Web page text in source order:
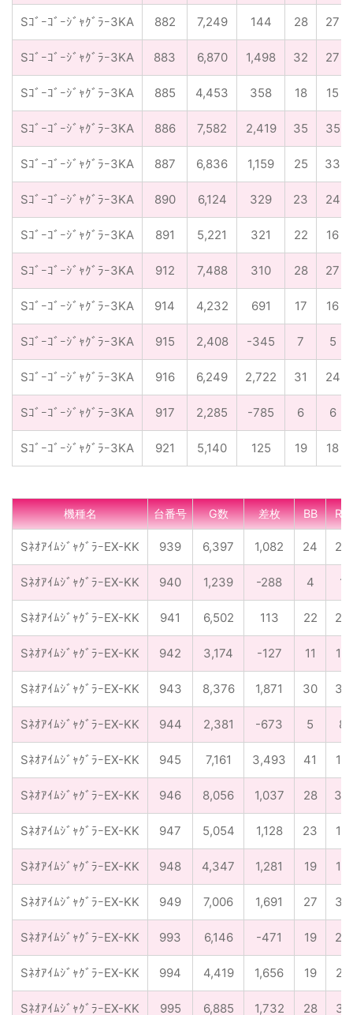
Sｺﾞｰｺﾞｰｼﾞｬｸﾞﾗｰ3KA 882 7,249 144 28 27
Sｺﾞｰｺﾞｰｼﾞｬｸﾞﾗｰ3KA 883 6,870 1,498 32 27
Sｺﾞｰｺﾞｰｼﾞｬｸﾞﾗｰ3KA 885 4,453 358 18 15
Sｺﾞｰｺﾞｰｼﾞｬｸﾞﾗｰ3KA 886 7,582 2,419 35 35
Sｺﾞｰｺﾞｰｼﾞｬｸﾞﾗｰ3KA 887 6,836 1,159 25 33
Sｺﾞｰｺﾞｰｼﾞｬｸﾞﾗｰ3KA 890 6,124 329 23 24
Sｺﾞｰｺﾞｰｼﾞｬｸﾞﾗｰ3KA 891 5,221 321 22 16
Sｺﾞｰｺﾞｰｼﾞｬｸﾞﾗｰ3KA 912 7,488 310 28 27
Sｺﾞｰｺﾞｰｼﾞｬｸﾞﾗｰ3KA 914 4,232 691 17 16
Sｺﾞｰｺﾞｰｼﾞｬｸﾞﾗｰ3KA 915 2,408 -345 7 5
Sｺﾞｰｺﾞｰｼﾞｬｸﾞﾗｰ3KA 916 6,249 2,722 31 24
Sｺﾞｰｺﾞｰｼﾞｬｸﾞﾗｰ3KA 917 2,285 -785 6 6
Sｺﾞｰｺﾞｰｼﾞｬｸﾞﾗｰ3KA 921 5,140 125 19 18
機種名 台番号 G数 差枚 BB RB
SﾈｵｱｲﾑｼﾞｬｸﾞﾗｰEX-KK 939 6,397 1,082 24 25
SﾈｵｱｲﾑｼﾞｬｸﾞﾗｰEX-KK 940 1,239 -288 4 1
SﾈｵｱｲﾑｼﾞｬｸﾞﾗｰEX-KK 941 6,502 113 22 25
SﾈｵｱｲﾑｼﾞｬｸﾞﾗｰEX-KK 942 3,174 -127 11 12
SﾈｵｱｲﾑｼﾞｬｸﾞﾗｰEX-KK 943 8,376 1,871 30 32
SﾈｵｱｲﾑｼﾞｬｸﾞﾗｰEX-KK 944 2,381 -673 5 8
SﾈｵｱｲﾑｼﾞｬｸﾞﾗｰEX-KK 945 7,161 3,493 41 16
SﾈｵｱｲﾑｼﾞｬｸﾞﾗｰEX-KK 946 8,056 1,037 28 33
SﾈｵｱｲﾑｼﾞｬｸﾞﾗｰEX-KK 947 5,054 1,128 23 14
SﾈｵｱｲﾑｼﾞｬｸﾞﾗｰEX-KK 948 4,347 1,281 19 15
SﾈｵｱｲﾑｼﾞｬｸﾞﾗｰEX-KK 949 7,006 1,691 27 32
SﾈｵｱｲﾑｼﾞｬｸﾞﾗｰEX-KK 993 6,146 -471 19 23
SﾈｵｱｲﾑｼﾞｬｸﾞﾗｰEX-KK 994 4,419 1,656 19 21
SﾈｵｱｲﾑｼﾞｬｸﾞﾗｰEX-KK 995 6,885 1,732 28 31